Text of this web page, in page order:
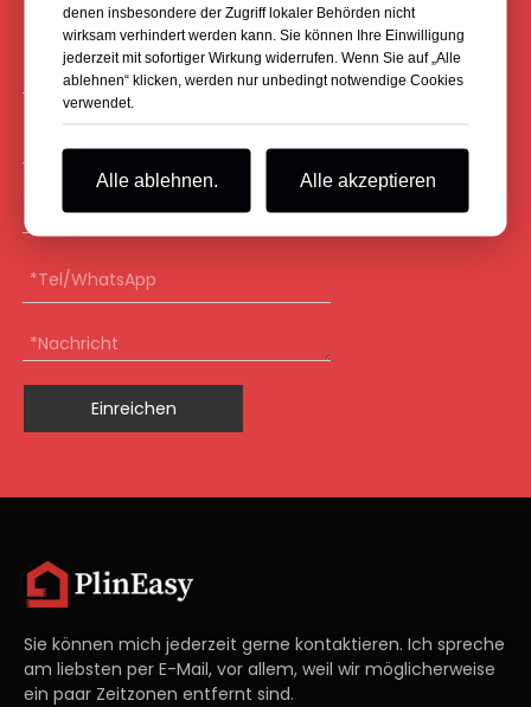
Einreichen
Sie können mich jederzeit gerne kontaktieren. Ich spreche
am liebsten per E-Mail, vor allem, weil wir möglicherweise
ein paar Zeitzonen entfernt sind.
denen insbesondere der Zugriff lokaler Behörden nicht
wirksam verhindert werden kann. Sie können Ihre Einwilligung
jederzeit mit sofortiger Wirkung widerrufen. Wenn Sie auf „Alle
ablehnen“ klicken, werden nur unbedingt notwendige Cookies
verwendet.
Alle ablehnen. Alle akzeptieren